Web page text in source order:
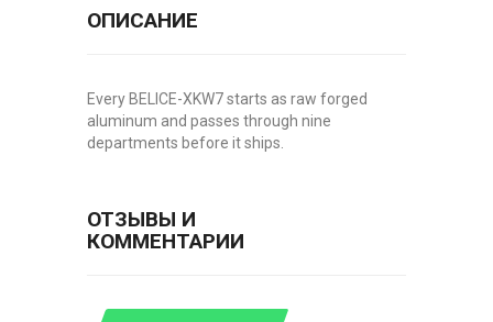
ОПИСАНИЕ
Every BELICE-XKW7 starts as raw forged
aluminum and passes through nine
departments before it ships.
ОТЗЫВЫ И
КОММЕНТАРИИ